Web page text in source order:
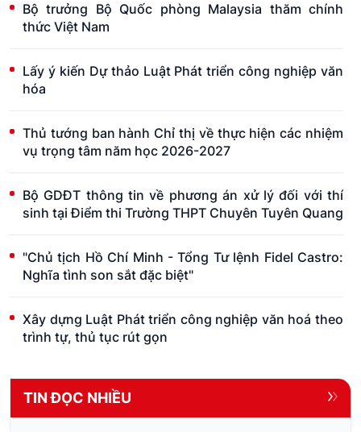
Bộ trưởng Bộ Quốc phòng Malaysia thăm chính
thức Việt Nam
Lấy ý kiến Dự thảo Luật Phát triển công nghiệp văn
hóa
Thủ tướng ban hành Chỉ thị về thực hiện các nhiệm
vụ trọng tâm năm học 2026-2027
Bộ GDĐT thông tin về phương án xử lý đối với thí
sinh tại Điểm thi Trường THPT Chuyên Tuyên Quang
"Chủ tịch Hồ Chí Minh - Tổng Tư lệnh Fidel Castro:
Nghĩa tình son sắt đặc biệt"
Xây dựng Luật Phát triển công nghiệp văn hoá theo
trình tự, thủ tục rút gọn
TIN ĐỌC NHIỀU